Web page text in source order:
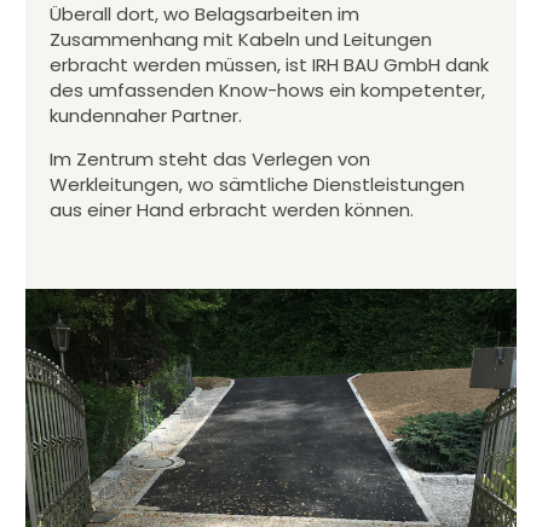
Überall dort, wo Belagsarbeiten im
Zusammenhang mit Kabeln und Leitungen
erbracht werden müssen, ist IRH BAU GmbH dank
des umfassenden Know-hows ein kompetenter,
kundennaher Partner.
Im Zentrum steht das Verlegen von
Werkleitungen, wo sämtliche Dienstleistungen
aus einer Hand erbracht werden können.